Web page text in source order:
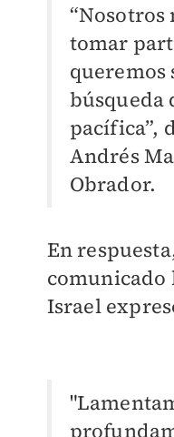
“Nosotros
tomar
queremos
búsqueda
pacífica”,
Andrés
Obrador.
En
comunicado
Israel